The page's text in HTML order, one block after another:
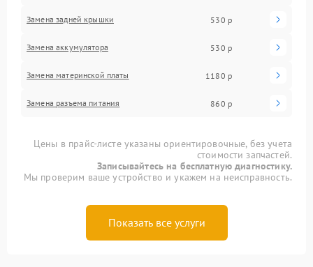
Замена задней крышки 530 р
Замена аккумулятора 530 р
Замена материнской платы 1180 р
Замена разъема питания 860 р
Цены в прайс-листе указаны ориентировочные, без учета
стоимости запчастей.
Записывайтесь на бесплатную диагностику.
Мы проверим ваше устройство и укажем на неисправность.
Показать все услуги